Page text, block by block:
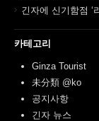
긴자에 신기함점 ‘
카테고리
Ginza Tourist
未分類 @ko
공지사항
긴자 뉴스